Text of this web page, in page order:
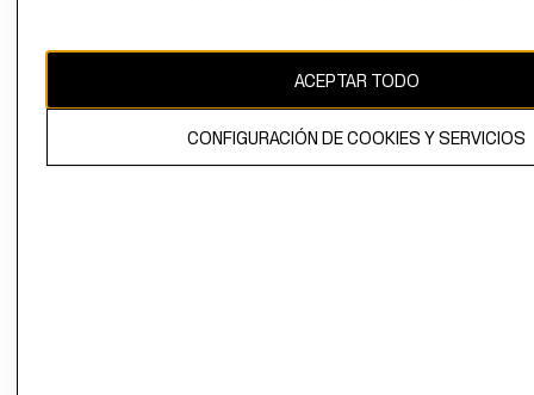
Uruguay ($U)
ACEPTAR TODO
CONFIGURACIÓN DE COOKIES Y SERVICIOS